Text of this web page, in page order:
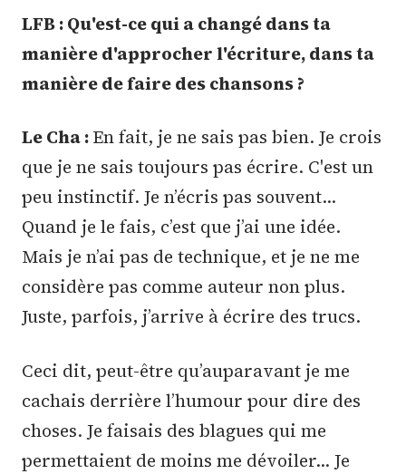
LFB : Qu'est-ce qui a changé dans ta
manière d'approcher l'écriture, dans ta
manière de faire des chansons ?
Le Cha :En fait, je ne sais pas bien. Je crois
que je ne sais toujours pas écrire. C'est un
peu instinctif. Je n’écris pas souvent…
Quand je le fais, c’est que j’ai une idée.
Mais je n’ai pas de technique, et je ne me
considère pas comme auteur non plus.
Juste, parfois, j’arrive à écrire des trucs.
Ceci dit, peut-être qu’auparavant je me
cachais derrière l’humour pour dire des
choses. Je faisais des blagues qui me
permettaient de moins me dévoiler… Je